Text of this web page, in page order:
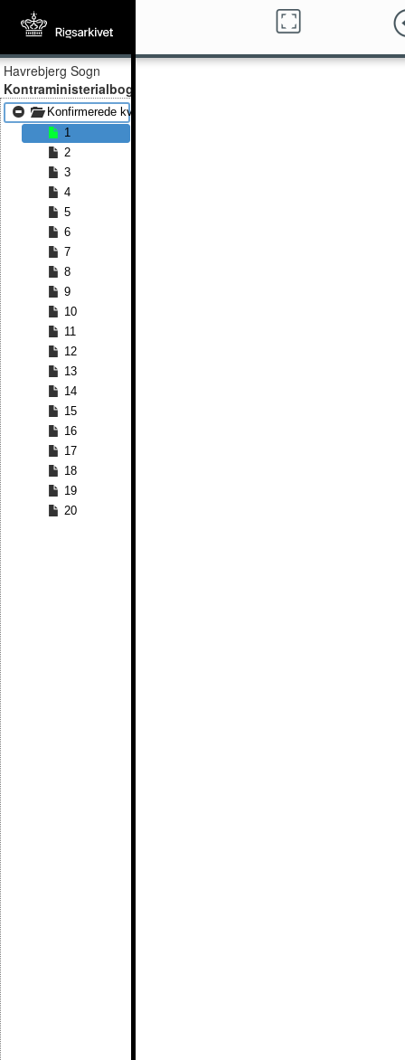
Havrebjerg Sogn
Kontraministerialbog
Konfirmerede kvinder 1813 - Konfirmerede kvinder 1835
1
2
3
4
5
6
7
8
9
10
11
12
13
14
15
16
17
18
19
20